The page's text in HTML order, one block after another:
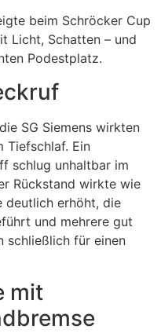
beim Schröcker Cup
Licht, Schatten – und
Podestplatz.
SG Siemens wirkten
Tiefschlaf. Ein
schlug unhaltbar im
Rückstand wirkte wie
deutlich erhöht, die
und mehrere gut
schließlich für einen
mit